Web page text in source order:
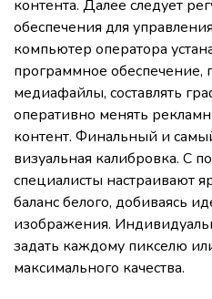
контента. Далее следует
обеспечения для
компьютер оператора
программное обеспечение,
медиафайлы, составлять
оперативно менять
контент. Финальный и
визуальная калибровка. С
специалисты настраивают
баланс белого, добиваясь
изображения.
задать каждому пикселю
максимального качества.